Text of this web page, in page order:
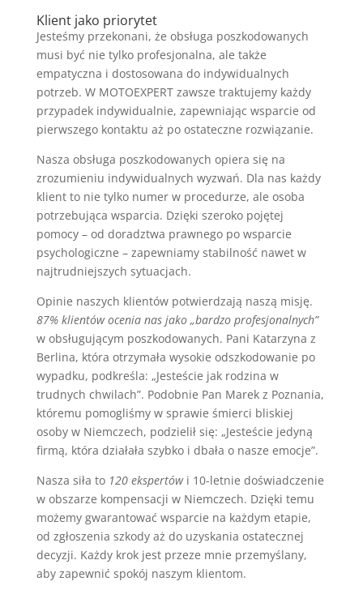
Klient jako priorytet
Jesteśmy przekonani, że obsługa poszkodowanych
musi być nie tylko profesjonalna, ale także
empatyczna i dostosowana do indywidualnych
potrzeb. W MOTOEXPERT zawsze traktujemy każdy
przypadek indywidualnie, zapewniając wsparcie od
pierwszego kontaktu aż po ostateczne rozwiązanie.
Nasza obsługa poszkodowanych opiera się na
zrozumieniu indywidualnych wyzwań. Dla nas każdy
klient to nie tylko numer w procedurze, ale osoba
potrzebująca wsparcia. Dzięki szeroko pojętej
pomocy – od doradztwa prawnego po wsparcie
psychologiczne – zapewniamy stabilność nawet w
najtrudniejszych sytuacjach.
Opinie naszych klientów potwierdzają naszą misję.
87% klientów ocenia nas jako „bardzo profesjonalnych”
w obsługującym poszkodowanych. Pani Katarzyna z
Berlina, która otrzymała wysokie odszkodowanie po
wypadku, podkreśla: „Jesteście jak rodzina w
trudnych chwilach”. Podobnie Pan Marek z Poznania,
któremu pomogliśmy w sprawie śmierci bliskiej
osoby w Niemczech, podzielił się: „Jesteście jedyną
firmą, która działała szybko i dbała o nasze emocje”.
Nasza siła to 120 ekspertówi 10-letnie doświadczenie
w obszarze kompensacji w Niemczech. Dzięki temu
możemy gwarantować wsparcie na każdym etapie,
od zgłoszenia szkody aż do uzyskania ostatecznej
decyzji. Każdy krok jest przeze mnie przemyślany,
aby zapewnić spokój naszym klientom.